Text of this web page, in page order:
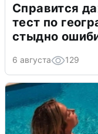
Справится
тест по
стыдно
6 августа 129